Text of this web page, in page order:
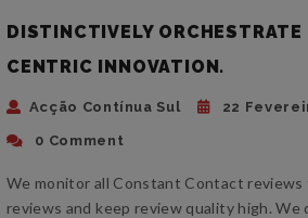
DISTINCTIVELY ORCHESTRATE
CENTRIC INNOVATION.
Acção Contínua Sul 22
0 Comment
We monitor all Constant Contact
reviews and keep review quality high.